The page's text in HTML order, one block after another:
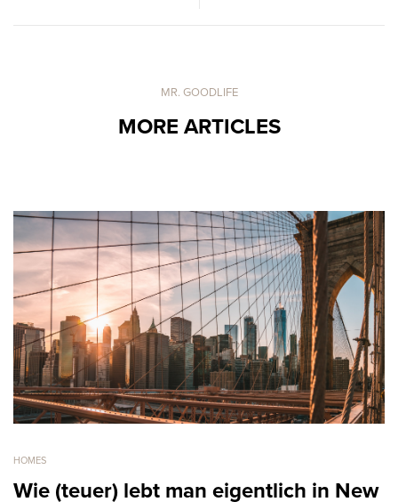
MR. GOODLIFE
MORE ARTICLES
HOMES
Wie (teuer) lebt man eigentlich in New